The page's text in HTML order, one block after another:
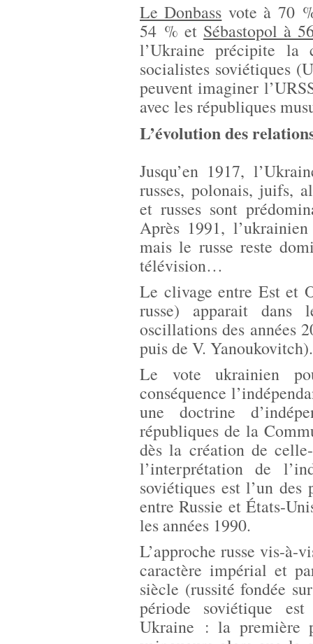
Le Donbass vote à 70
54 % et Sébastopol à
l’Ukraine précipite la
socialistes soviétiques
peuvent imaginer
avec les républiques
L’évolution des
Jusqu’en 1917,
russes, polonais, juifs,
et russes sont
Après 1991,
mais le russe reste
télévision…
Le clivage entre Est et
russe) apparait dans
oscillations des années
puis de V. Yanoukovitch).
Le vote ukrainien
conséquence
une doctrine
républiques de la
dès la création de
l’interprétation de
soviétiques est l’un
entre Russie et États-
les années 1990.
L’approche russe vis-à-
caractère impérial et
siècle (russité fondée
période soviétique
Ukraine : la première